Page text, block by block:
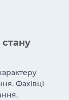
Фахівці